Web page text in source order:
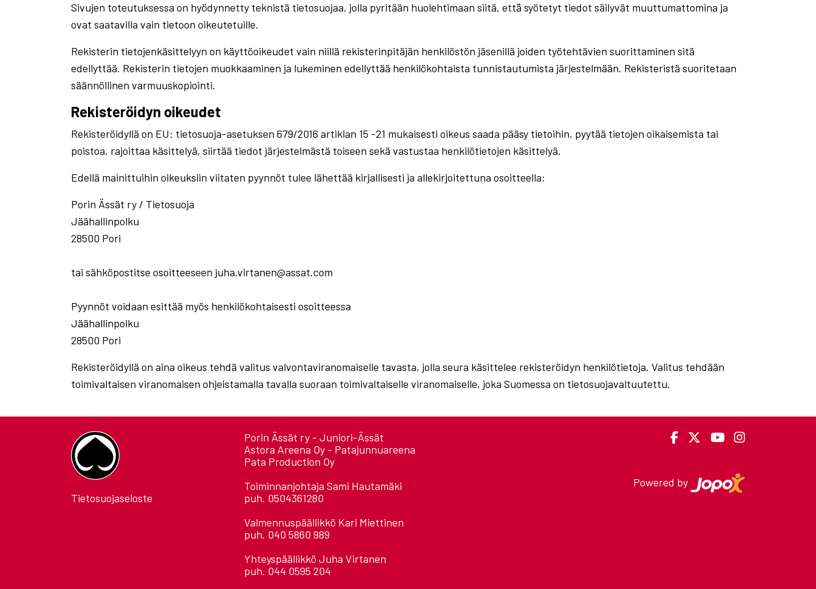
Sivujen toteutuksessa on hyödynnetty teknistä tietosuojaa, jolla pyritään huolehtimaan siitä, että̈ syötetyt tiedot säilyvät muuttumattomina ja
ovat saatavilla vain tietoon oikeutetuille.
Rekisterin tietojenkäsittelyyn on käyttöoikeudet vain niillä rekisterinpitäjän henkilöstön jäsenillä joiden työtehtävien suorittaminen sitä
edellyttää. Rekisterin tietojen muokkaaminen ja lukeminen edellyttää henkilökohtaista tunnistautumista järjestelmään. Rekisteristä suoritetaan
säännöllinen varmuuskopiointi.
Rekisteröidyn oikeudet
Rekisteröidyllä on EU: tietosuoja-asetuksen 679/2016 artiklan 15 -21 mukaisesti oikeus saada pääsy tietoihin, pyytää tietojen oikaisemista tai
poistoa, rajoittaa käsittelyä, siirtää tiedot järjestelmästä toiseen sekä vastustaa henkilötietojen käsittelyä.
Edellä mainittuihin oikeuksiin viitaten pyynnöt tulee lähettää kirjallisesti ja allekirjoitettuna osoitteella:
Porin Ässät ry / Tietosuoja
Jäähallinpolku
28500 Pori
tai sähköpostitse osoitteeseen juha.virtanen@assat.com
Pyynnöt voidaan esittää myös henkilökohtaisesti osoitteessa
Jäähallinpolku
28500 Pori
Rekisteröidyllä on aina oikeus tehdä valitus valvontaviranomaiselle tavasta, jolla seura käsittelee rekisteröidyn henkilötietoja. Valitus tehdään
toimivaltaisen viranomaisen ohjeistamalla tavalla suoraan toimivaltaiselle viranomaiselle, joka Suomessa on tietosuojavaltuutettu.
Tietosuojaseloste
Porin Ässät ry - Juniori-Ässät
Astora Areena Oy - Patajunnuareena
Pata Production Oy
Toiminnanjohtaja Sami Hautamäki
puh. 0504361280
Valmennuspäällikkö Kari Miettinen
puh. 040 5860 989
Yhteyspäällikkö Juha Virtanen
puh. 044 0595 204
Powered by